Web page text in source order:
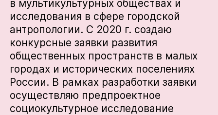
в мультикультурных обществах и
исследования в сфере городской
антропологии. С 2020 г. создаю
конкурсные заявки развития
общественных пространств в малых
городах и исторических поселениях
России. В рамках разработки заявки
осуществляю предпроектное
социокультурное исследование